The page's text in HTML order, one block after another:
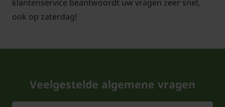
klantenservice beantwoordt uw vragen zeer snel,
ook op zaterdag!
Veelgestelde algemene vragen